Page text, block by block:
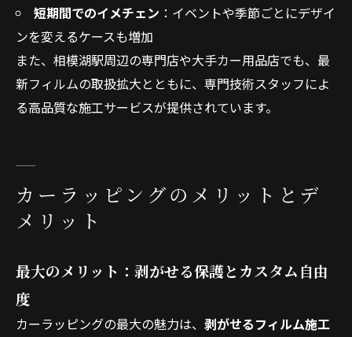
短期間でのイメチェン ：イベントや季節ごとにデザイ
ンを変えるケースも増加
また、相模湖駅周辺の専門店や大手カー用品店でも、最
新フィルムの取扱拡大とともに、専門技術スタッフによ
る高品質な施工サービスが提供されています。
カーラッピングのメリットとデ
メリット
最大のメリット：剥がせる保護とカスタム自由
度
カーラッピングの最大の魅力は、 剥がせるフィルム施工